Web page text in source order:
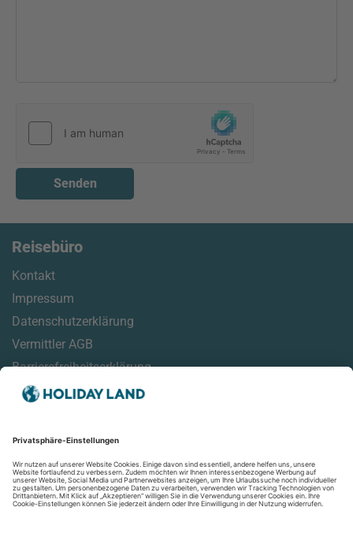
Senden
Reisebüro
Kontakt
Impressum
Datenschutzerklärung
Vermittler AGB
Barrierefreiheitserklärung
Reisehinweise
Reisemonitor
Online Check-In Informationen